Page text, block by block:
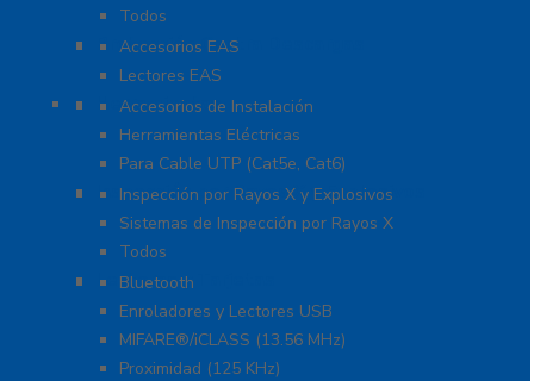
Todos
Protección Contra Descargas
Accesorios EAS
Lectores EAS
Herramientas
Accesorios de Instalación
Herramientas Eléctricas
Para Cable UTP (Cat5e, Cat6)
Inspección por Rayos X y Explosivos
Inspección por Rayos X y Explosivos
Sistemas de Inspección por Rayos X
Todos
Lectoras y Tarjetas
Bluetooth
Enroladores y Lectores USB
MIFARE®/iCLASS (13.56 MHz)
Proximidad (125 KHz)